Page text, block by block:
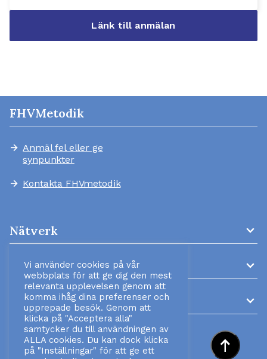
Länk till anmälan
arrow_right_alt
FHVMetodik
arrow_forward Anmäl fel eller ge
synpunkter
arrow_forward Kontakta FHVmetodik
Nätverk expand_more
AMM-kliniker expand_more
Information expand_more
Vi använder cookies på vår
webbplats för att ge dig den mest
relevanta upplevelsen genom att
komma ihåg dina preferenser och
upprepade besök. Genom att
klicka på "Acceptera alla"
samtycker du till användningen av
ALLA cookies. Du kan dock klicka
på "Inställningar" för att ge ett